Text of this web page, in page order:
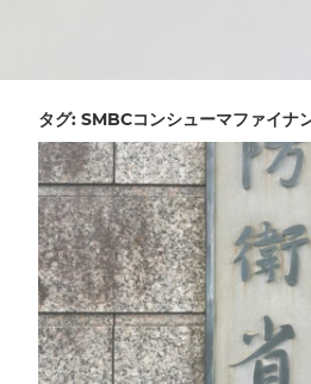
タグ: SMBCコンシューマファイナ